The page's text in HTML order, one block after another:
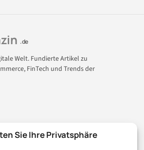
Sie Ihre Privatsphäre
.de
Welt. Fundierte Artikel zu
FinTech und Trends der